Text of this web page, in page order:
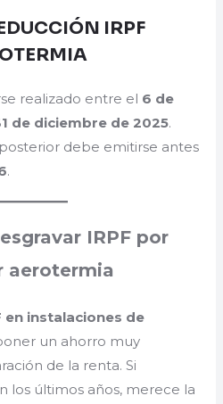
IRPF
realizado entre el 6 de
de diciembre de 2025.
debe emitirse antes
.
IRPF por
aerotermia
en instalaciones de
un ahorro muy
de la renta. Si
los últimos años, merece la